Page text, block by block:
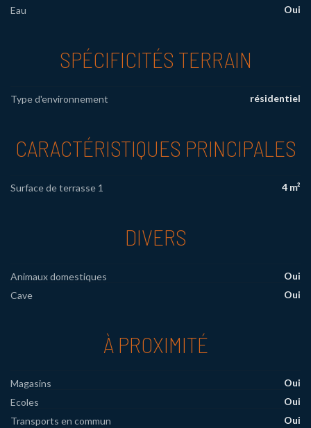
Eau
Oui
SPÉCIFICITÉS TERRAIN
Type d'environnement résidentiel
CARACTÉRISTIQUES PRINCIPALES
Surface de terrasse 1 4 m²
DIVERS
Animaux domestiques
Oui
Cave
Oui
À PROXIMITÉ
Magasins
Oui
Ecoles
Oui
Transports en commun
Oui